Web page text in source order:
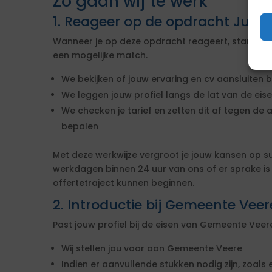
1. Reageer op de opdracht
Wanneer je op deze opdracht reageert, starten
een mogelijke match.
We bekijken of jouw ervaring en cv aansluiten
We leggen jouw profiel langs de lat van de
We checken je tarief en zetten dit af tegen de
bepalen
Met deze werkwijze vergroot je jouw kansen op
werkdagen binnen 24 uur van ons of er sprake
offertetraject kunnen beginnen.
2. Introductie bij Gemeente
Past jouw profiel bij de eisen van Gemeente
Wij stellen jou voor aan Gemeente Veere
Indien er aanvullende stukken nodig zijn,